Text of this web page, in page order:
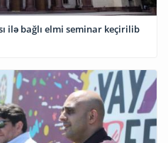
Texnoparkların idarə olunması ilə bağlı elmi seminar keçirilib